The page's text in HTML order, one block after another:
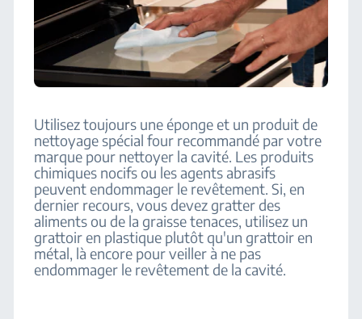
Utilisez toujours une éponge et un produit de
nettoyage spécial four recommandé par votre
marque pour nettoyer la cavité. Les produits
chimiques nocifs ou les agents abrasifs
peuvent endommager le revêtement. Si, en
dernier recours, vous devez gratter des
aliments ou de la graisse tenaces, utilisez un
grattoir en plastique plutôt qu'un grattoir en
métal, là encore pour veiller à ne pas
endommager le revêtement de la cavité.